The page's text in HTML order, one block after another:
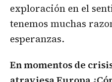
exploración en el
tenemos muchas
esperanzas.
En momentos de